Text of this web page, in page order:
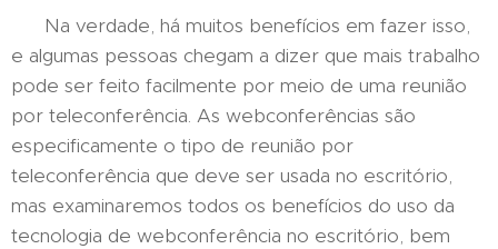
Na verdade, há muitos benefícios em fazer isso,
e algumas pessoas chegam a dizer que mais trabalho
pode ser feito facilmente por meio de uma reunião
por teleconferência. As webconferências são
especificamente o tipo de reunião por
teleconferência que deve ser usada no escritório,
mas examinaremos todos os benefícios do uso da
tecnologia de webconferência no escritório, bem